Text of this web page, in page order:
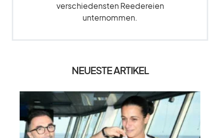
verschiedensten Reedereien
unternommen.
NEUESTE ARTIKEL